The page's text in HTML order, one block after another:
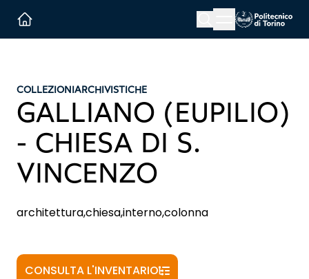
Menu button
COLLEZIONIARCHIVISTICHE
GALLIANO (EUPILIO)
- CHIESA DI S.
VINCENZO
architettura,chiesa,interno,colonna
CONSULTA L'INVENTARIO